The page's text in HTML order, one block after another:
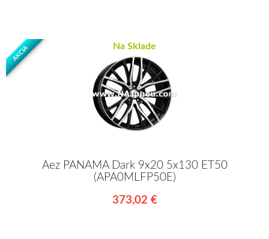
AKCIA Na Sklade
Aez PANAMA Dark 9x20 5x130 ET50
(APA0MLFP50E)
373,02 €